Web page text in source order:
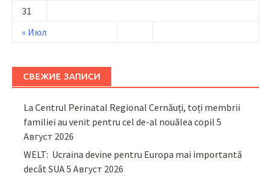
« Июл
31
СВЕЖИЕ ЗАПИСИ
La Centrul Perinatal Regional Cernăuți, toți membrii
familiei au venit pentru cel de-al nouălea copil 5
Август 2026
WELT: Ucraina devine pentru Europa mai importantă
decât SUA5 Август 2026